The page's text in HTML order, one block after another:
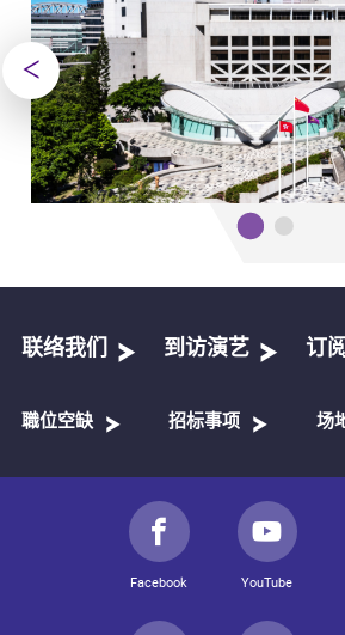
联络我们 到访演艺 订
職位空缺 招标事项 场
Facebook YouTube